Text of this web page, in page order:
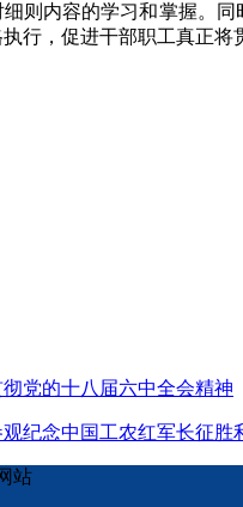
则内容的学习和掌握。
行，促进干部职工真正
党的十八届六中全会精神
纪念中国工农红军长征胜
站